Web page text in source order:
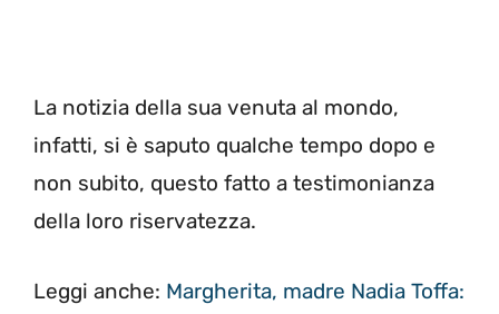
La notizia della sua venuta al mondo,
infatti, si è saputo qualche tempo dopo e
non subito, questo fatto a testimonianza
della loro riservatezza.
Leggi anche: Margherita, madre Nadia Toffa: